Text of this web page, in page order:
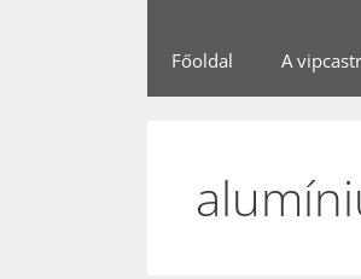
Főoldal A